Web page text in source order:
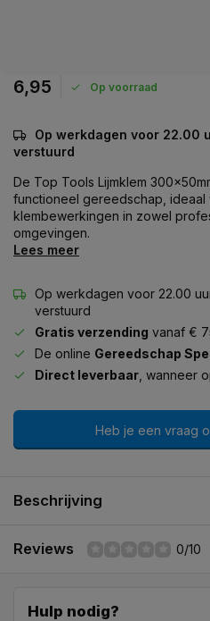
6,95 Op voorraad
Op werkdagen voor 22.00
verstuurd
De Top Tools Lijmklem
functioneel gereedschap, ideaal
klembewerkingen in zowel
omgevingen.
Lees meer
Op werkdagen voor 22.00
verstuurd
Gratis verzending vanaf €
De online Gereedschap
Direct leverbaar , wanneer
Heb je een vraag
Beschrijving
Reviews 0/10
Hulp nodig?